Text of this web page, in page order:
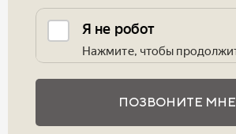
ПОЗВОНИТЕ МНЕ